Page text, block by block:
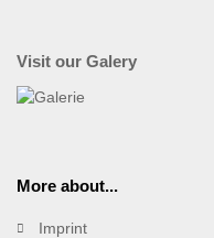
Visit our Galery
More about...
Imprint